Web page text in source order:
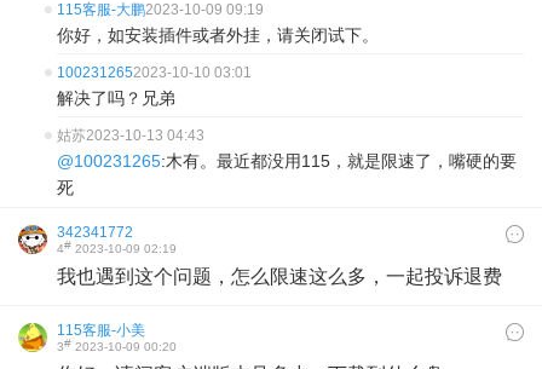
115客服-大鹏2023-10-09 09:19
你好，如安装插件或者外挂，请关闭试下。
1002312652023-10-10 03:01
解决了吗？兄弟
姑苏2023-10-13 04:43
@100231265:木有。最近都没用115，就是限速了，嘴硬的要
死
342341772
4# 2023-10-09 02:19
我也遇到这个问题，怎么限速这么多，一起投诉退费
115客服-小美
3# 2023-10-09 00:20